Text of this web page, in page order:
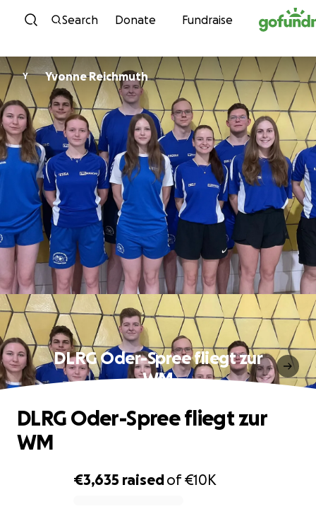
Skip to content
Search Donate Fundraise
Y Yvonne Reichmuth
DLRG Oder-Spree fliegt zur
WM
€3,635 raisedof€10K
DLRG Oder-Spree fliegt zur
WM